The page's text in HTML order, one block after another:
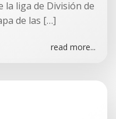
la liga de División de
de las […]
read more...